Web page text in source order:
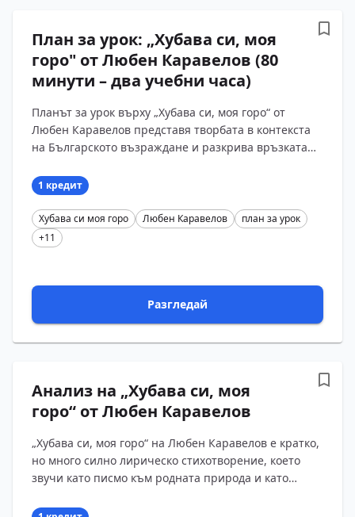
План за урок: „Хубава си, моя
горо" от Любен Каравелов (80
минути – два учебни часа)
Планът за урок върху „Хубава си, моя горо“ от
Любен Каравелов представя творбата в контекста
на Българското възраждане и разкрива връзката
род...
1 кредит
Хубава си моя горо Любен Каравелов
план за урок
+11
Разгледай
Анализ на „Хубава си, моя
горо“ от Любен Каравелов
„Хубава си, моя горо“ на Любен Каравелов е кратко,
но много силно лирическо стихотворение, което
звучи като писмо към родната природа и като
кра...